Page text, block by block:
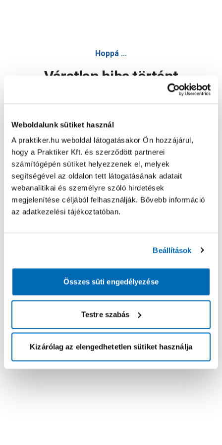
Weboldalunk sütiket használ
A praktiker.hu weboldal látogatásakor Ön hozzájárul,
hogy a Praktiker Kft. és szerződött partnerei
számítógépén sütiket helyezzenek el, melyek
segítségével az oldalon tett látogatásának adatait
webanalitikai és személyre szóló hirdetések
megjelenítése céljából felhasználják. Bővebb információ
az adatkezelési tájékoztatóban.
Beállítások
Összes süti engedélyezése
Testre szabás
Kizárólag az elengedhetetlen sütiket használja
Hoppá ...
Váratlan hiba történt
Oldal újratöltése